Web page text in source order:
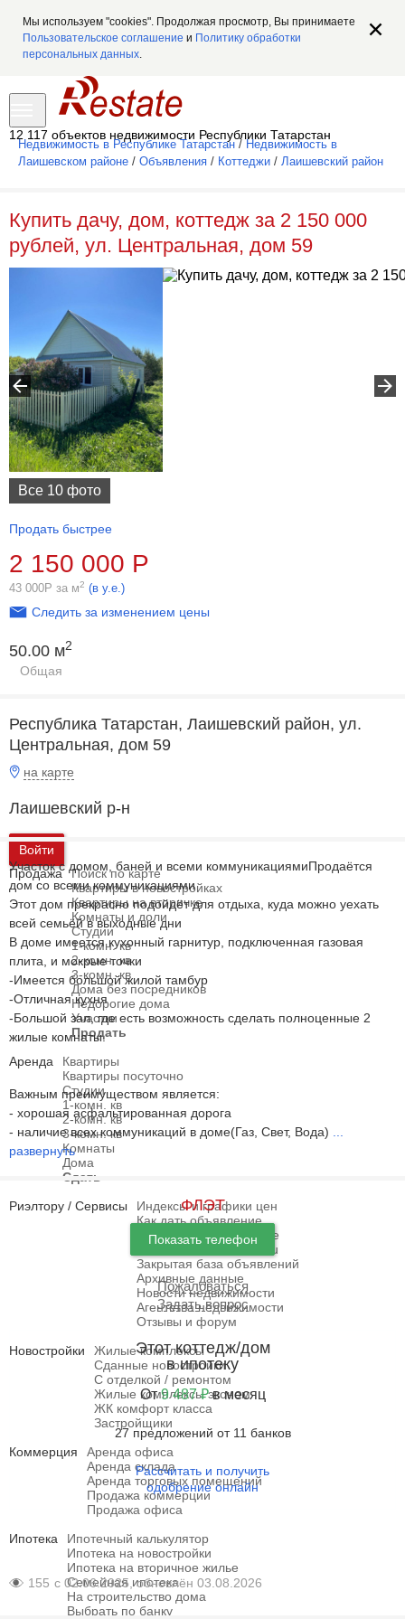
Мы используем "cookies". Продолжая просмотр, Вы принимаете
Пользовательское соглашение и Политику обработки
персональных данных.
12 117 объектов недвижимости Республики Татарстан
Войти
Продажа
Поиск по карте
Квартиры в новостройках
Квартиры на вторичке
Комнаты и доли
Студии
1-комн. кв
2-комн. кв
3-комн. кв
Дома без посредников
Недорогие дома
Участки
Продать
Аренда
Квартиры
Квартиры посуточно
Студии
1-комн. кв
2-комн. кв
3-комн. кв
Комнаты
Дома
Сдать
Риэлтору / Сервисы
Индексы и графики цен
Как дать объявление
Тарифы и продвижение
Возможности Restate.ru
Закрытая база объявлений
Архивные данные
Новости недвижимости
Агентства недвижимости
Отзывы и форум
Новостройки
Жилые комплексы
Сданные новостройки
С отделкой / ремонтом
Жилые комплексы эконом
ЖК комфорт класса
Застройщики
Коммерция
Аренда офиса
Аренда склада
Аренда торговых помещений
Продажа коммерции
Продажа офиса
Ипотека
Ипотечный калькулятор
Ипотека на новостройки
Ипотека на вторичное жилье
Семейная ипотека
На строительство дома
Выбрать по банку
Недвижимость в Республике Татарстан / Недвижимость в
Лаишевском районе / Объявления / Коттеджи / Лаишевский район
Купить дачу, дом, коттедж за 2 150 000
рублей, ул. Центральная, дом 59
Все 10 фото
Продать быстрее
2 150 000 Р
43 000Р за м2 (в у.е.)
Следить за изменением цены
50.00 м2
Общая
Республика Татарстан, Лаишевский район, ул.
Центральная, дом 59
на карте
Лаишевский р-н
Участок с домом, баней и всеми коммуникациямиПродаётся
дом со всеми коммуникациями
Этот дом прекрасно подойдёт для отдыха, куда можно уехать
всей семьёй в выходные дни
В доме имеется кухонный гарнитур, подключенная газовая
плита, и мокрые точки
-Имеется большой жилой тамбур
-Отличная кухня
-Большой зал, где есть возможность сделать полноценные 2
жилые комнаты.
Важным преимуществом является:
- хорошая асфальтированная дорога
- наличие всех коммуникаций в доме(Газ, Свет, Вода)
развернуть
ФЛЭТ
Показать телефон
Пожаловаться
Задать вопрос
Этот коттедж/дом
в ипотеку
От9 487 ₽в месяц
27 предложений от 11 банков
Рассчитать и получить
одобрение онлайн
155 с 02.06.2025, обновлён 03.08.2026